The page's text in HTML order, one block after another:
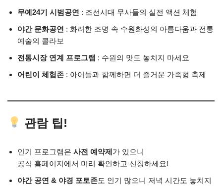
무예24기 시범공연 : 조선시대 무사들의 실전 액션 체험
야간 문화공연 : 화려한 조명 속 수원화성의 아름다움과 전통
예술의 콜라보
전통시장 연계 프로그램 : 수원의 맛도 놓치지 마세요
어린이 체험존 : 아이들과 함께하면 더 즐거운 가족형 축제
관람 팁!
인기 프로그램은 사전 예약제가 있으니
공식 홈페이지에서 미리 확인하고 신청하세요!
야간 공연 & 야경 포토존도 인기 많으니 저녁 시간도 놓치지